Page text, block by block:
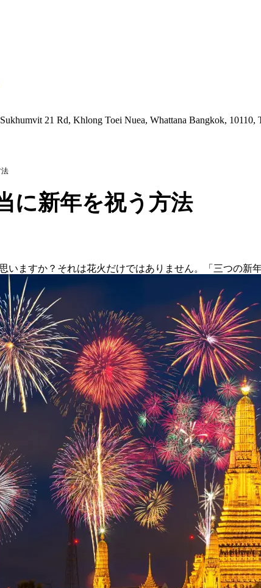
21 Rd, Khlong Toei Nuea, Whattana Bangkok, 10110,
に新年を祝う方法
いますか？それは花火だけではありません。「三つの新